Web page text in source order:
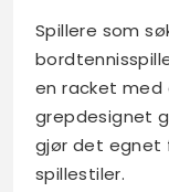
Spillere som
en racket
grepdesignet
gjør det egnet
spillestiler.